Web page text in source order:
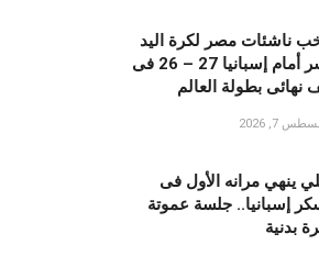
ناشئات مصر لكرة اليد
يخسر أمام إسبانيا 27 – 26 فى
نهائى بطولة العالم
7, 2026
ينهي مرانه الأول فى
إسبانيا.. جلسة عموتة
بدنية